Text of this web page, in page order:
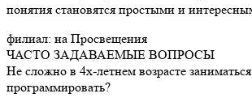
понятия становятся простыми и
филиал: на Просвещения
ЧАСТО ЗАДАВАЕМЫЕ ВОПРОСЫ
Не сложно в 4х-летнем возрасте
программировать?